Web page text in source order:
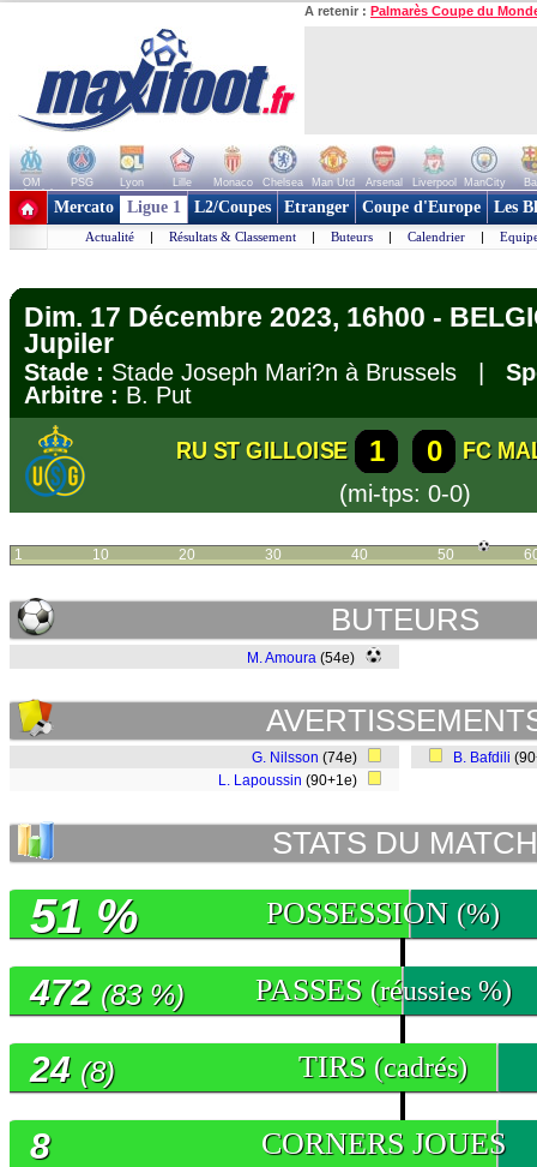
A retenir : Palmarès Coupe du
OM PSG Lyon Lille Monaco Chelsea Man Utd Arsenal Liverpool ManCity
+ de clubs
Mercato Ligue 1 L2/Coupes Etranger Coupe d'Europe Les
Actualité | Résultats & Classement | Buteurs | Calendrier |
Dim. 17 Décembre 2023, 16h00 -
Jupiler
Stade : Stade Joseph Mari?n à Brussels |
Arbitre : B. Put
RU ST GILLOISE 1 0
FC
(mi-tps: 0-0)
1 10 20 30 40 50
BUTEURS
M. Amoura (54e)
G. Nilsson (74e)
L. Lapoussin (90+1e)
B. Bafdili
STATS DU MATCH
POSSESSION (%)
51 %
PASSES (réussies %)
472 (83 %)
TIRS (cadrés)
24 (8)
CORNERS JOUES
8